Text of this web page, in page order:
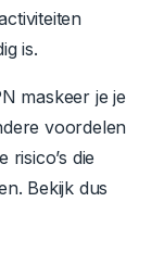
is.
maskeer je je
voordelen
die
Bekijk dus